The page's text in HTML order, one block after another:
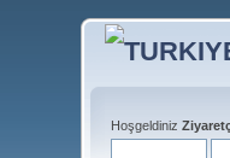
Hoşgeldiniz